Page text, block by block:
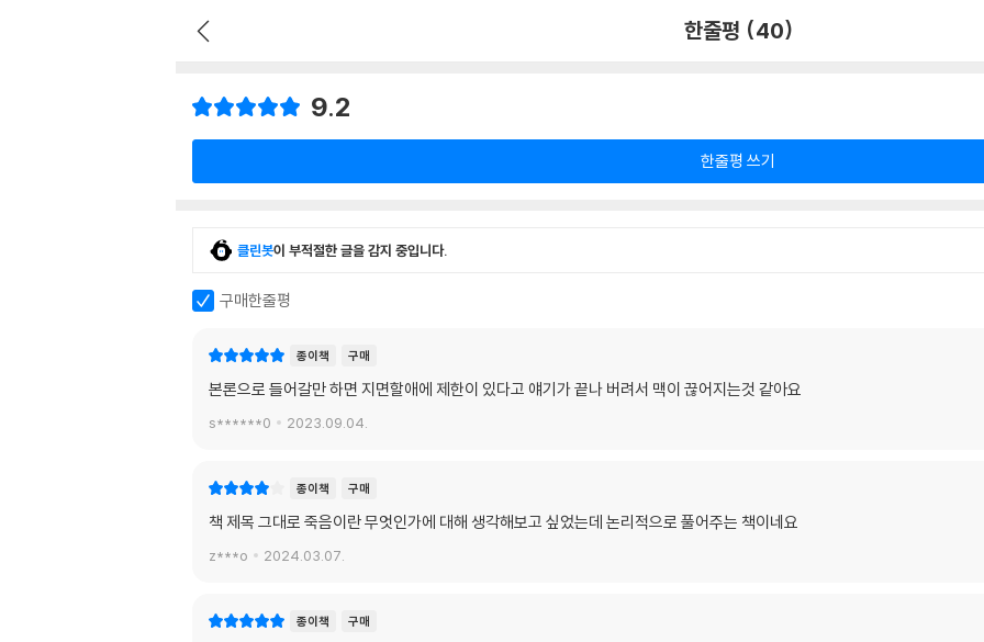
한줄평 (40)
9.2
한줄평 쓰기
클린봇이 부적절한 글을 감지 중입니다.
구매한줄평
종이책 구매
본론으로 들어갈만 하면 지면할애에 제한이 있다고 얘기가 끝나 버려서 맥이 끊어지는것 같아요
s******0 2023.09.04.
종이책 구매
책 제목 그대로 죽음이란 무엇인가에 대해 생각해보고 싶었는데 논리적으로 풀어주는 책이네요
z***o 2024.03.07.
종이책 구매